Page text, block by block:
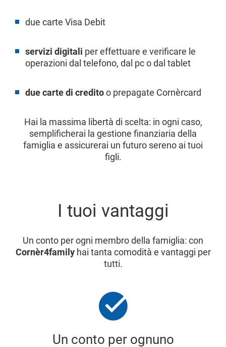
due carte Visa Debit
servizi digitali per effettuare e verificare le
operazioni dal telefono, dal pc o dal tablet
due carte di creditoo prepagate Cornèrcard
Hai la massima libertà di scelta: in ogni caso,
semplificherai la gestione finanziaria della
famiglia e assicurerai un futuro sereno ai tuoi
figli.
I tuoi vantaggi
Un conto per ogni membro della famiglia: con
Cornèr4familyhai tanta comodità e vantaggi per
tutti.
Un conto per ognuno